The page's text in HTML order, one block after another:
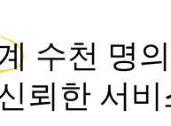
수천 명
뢰한 서비